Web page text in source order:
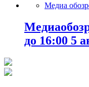
Медиа
до 16:00 5